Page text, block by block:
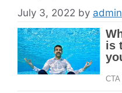
July 3, 2022 by admin